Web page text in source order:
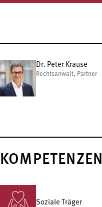
Dr. Peter Krause
Rechtsanwalt, Partner
KOMPETENZEN
Soziale Träger